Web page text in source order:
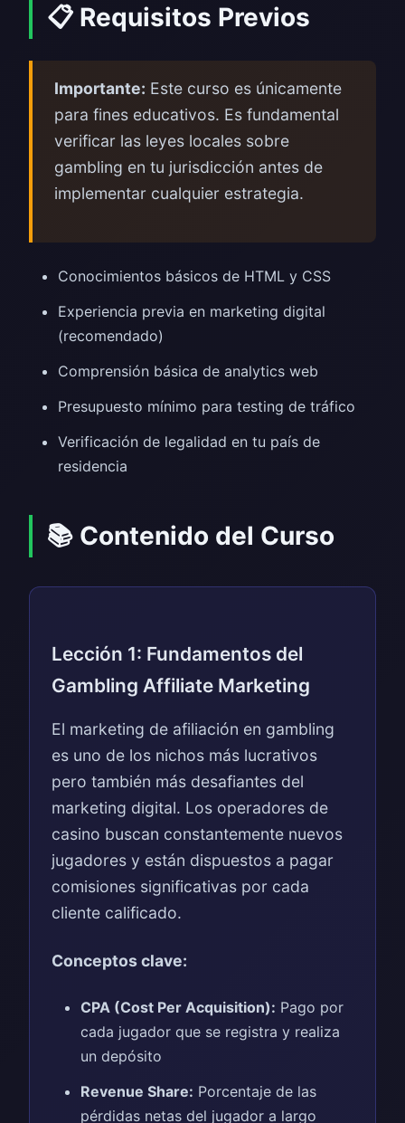
📋 Requisitos Previos
Importante: Este curso es únicamente
para fines educativos. Es fundamental
verificar las leyes locales sobre
gambling en tu jurisdicción antes de
implementar cualquier estrategia.
Conocimientos básicos de HTML y CSS
Experiencia previa en marketing digital
(recomendado)
Comprensión básica de analytics web
Presupuesto mínimo para testing de tráfico
Verificación de legalidad en tu país de
residencia
📚 Contenido del Curso
Lección 1: Fundamentos del
Gambling Affiliate Marketing
El marketing de afiliación en gambling
es uno de los nichos más lucrativos
pero también más desafiantes del
marketing digital. Los operadores de
casino buscan constantemente nuevos
jugadores y están dispuestos a pagar
comisiones significativas por cada
cliente calificado.
Conceptos clave:
CPA (Cost Per Acquisition): Pago por
cada jugador que se registra y realiza
un depósito
Revenue Share: Porcentaje de las
pérdidas netas del jugador a largo